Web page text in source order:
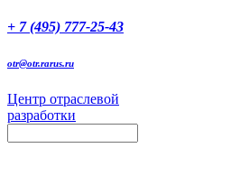
+ 7 (495) 777-25-43
otr@otr.rarus.ru
Центр отраслевой
разработки